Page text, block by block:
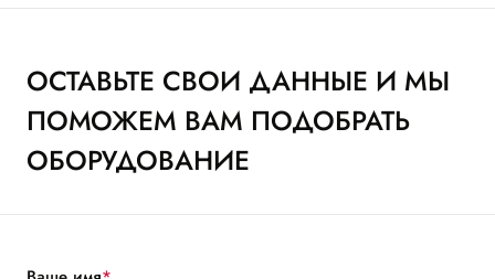
ОСТАВЬТЕ СВОИ ДАННЫЕ И МЫ
ПОМОЖЕМ ВАМ ПОДОБРАТЬ
ОБОРУДОВАНИЕ